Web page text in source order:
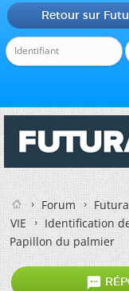
Retour sur
Forum
VIE
Identification
Papillon du palmier
